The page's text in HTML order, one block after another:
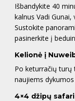
Išbandykite 40
kalnus Vadi
Sustokite
pasinerkite į
Kelionė į
Po keturračių turų
naujiems
4×4 džipų